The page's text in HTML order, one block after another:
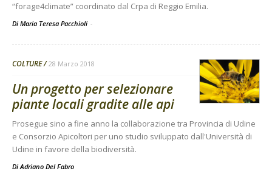
“forage4climate” coordinato dal Crpa di Reggio Emilia.
Di Maria Teresa Pacchioli -
COLTURE 28 Marzo 2018
Un progetto per selezionare
piante locali gradite alle api
Prosegue sino a fine anno la collaborazione tra Provincia di Udine
e Consorzio Apicoltori per uno studio sviluppato dall'Università di
Udine in favore della biodiversità.
DiAdriano Del Fabro